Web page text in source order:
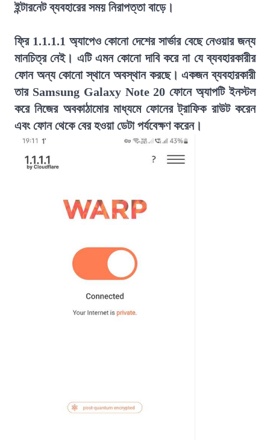
ইন্টারনেট ব্যবহারের সময় নিরাপত্তা বাড়ে।
ফ্রি 1.1.1.1 অ্যাপেও কোনো দেশের সার্ভার বেছে নেওয়ার জন্য
মানচিত্র নেই। এটি এমন কোনো দাবি করে না যে ব্যবহারকারীর
ফোন অন্য কোনো স্থানে অবস্থান করছে। একজন ব্যবহারকারী
তার Samsung Galaxy Note 20 ফোনে অ্যাপটি ইনস্টল
করে নিজের অবকাঠামোর মাধ্যমে ফোনের ট্রাফিক রাউট করেন
এবং ফোন থেকে বের হওয়া ডেটা পর্যবেক্ষণ করেন।